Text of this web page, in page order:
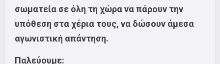
σωματεία σε όλη τη χώρα να πάρουν την
υπόθεση στα χέρια τους, να δώσουν άμεσα
αγωνιστική απάντηση.
Παλεύουμε: